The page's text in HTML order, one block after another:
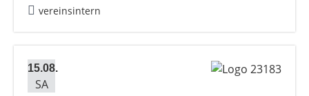
vereinsintern
15.08.
SA